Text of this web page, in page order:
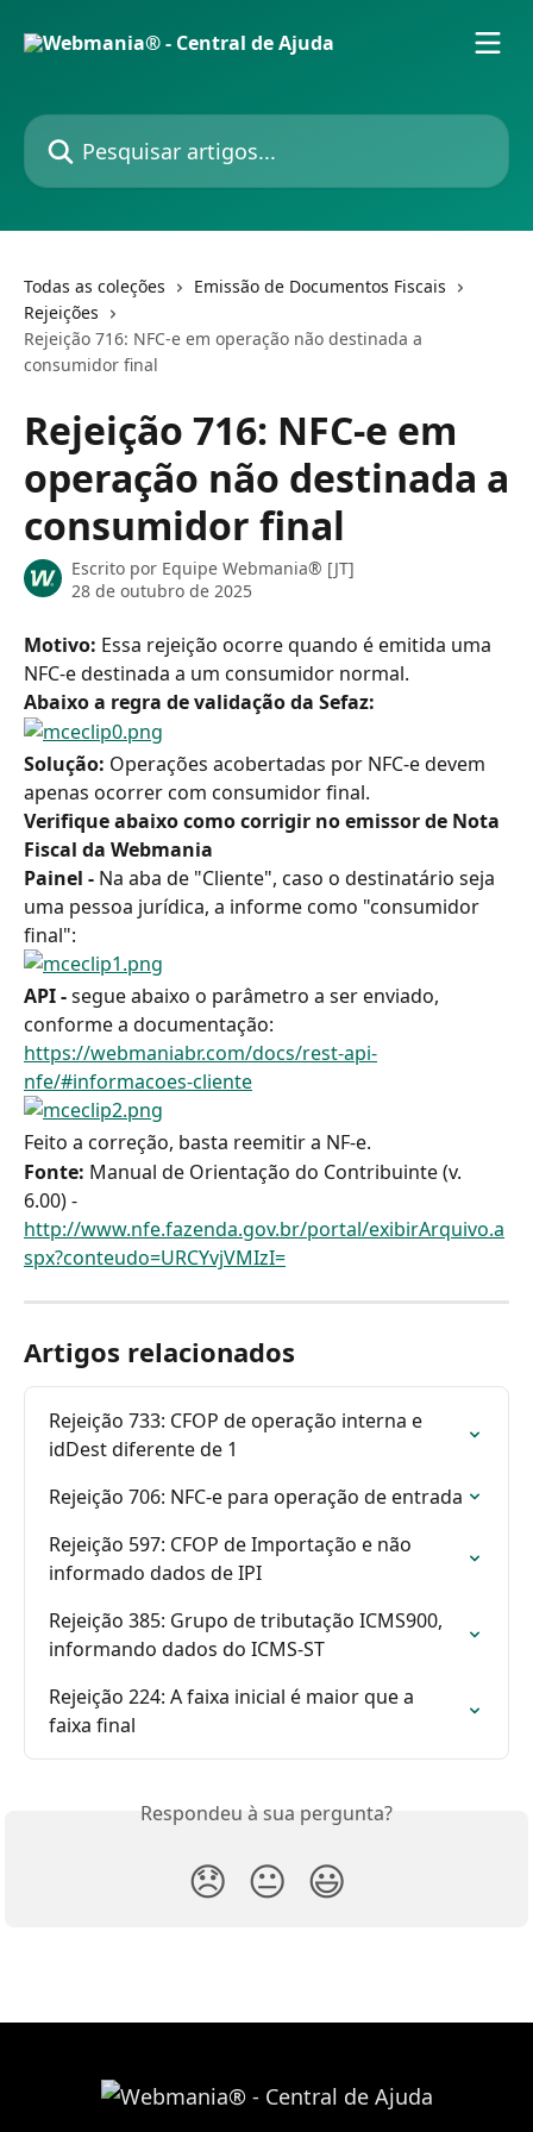
Pesquisar artigos...
Todas as coleções
Emissão de Documentos Fiscais
Rejeições
Rejeição 716: NFC-e em operação não destinada a
consumidor final
Rejeição 716: NFC-e em
operação não destinada a
consumidor final
Escrito por Equipe Webmania® [JT]
28 de outubro de 2025
Motivo: Essa rejeição ocorre quando é emitida uma
NFC-e destinada a um consumidor normal.
Abaixo a regra de validação da Sefaz:
Solução: Operações acobertadas por NFC-e devem
apenas ocorrer com consumidor final.
Verifique abaixo como corrigir no emissor de Nota
Fiscal da Webmania
Painel - Na aba de "Cliente", caso o destinatário seja
uma pessoa jurídica, a informe como "consumidor
final":
API - segue abaixo o parâmetro a ser enviado,
conforme a documentação:
https://webmaniabr.com/docs/rest-api-
nfe/#informacoes-cliente
Feito a correção, basta reemitir a NF-e.
Fonte: Manual de Orientação do Contribuinte (v.
6.00) -
http://www.nfe.fazenda.gov.br/portal/exibirArquivo.a
spx?conteudo=URCYvjVMIzI=
Artigos relacionados
Rejeição 733: CFOP de operação interna e
idDest diferente de 1
Rejeição 706: NFC-e para operação de entrada
Rejeição 597: CFOP de Importação e não
informado dados de IPI
Rejeição 385: Grupo de tributação ICMS900,
informando dados do ICMS-ST
Rejeição 224: A faixa inicial é maior que a
faixa final
Respondeu à sua pergunta?
😞 😐 😃